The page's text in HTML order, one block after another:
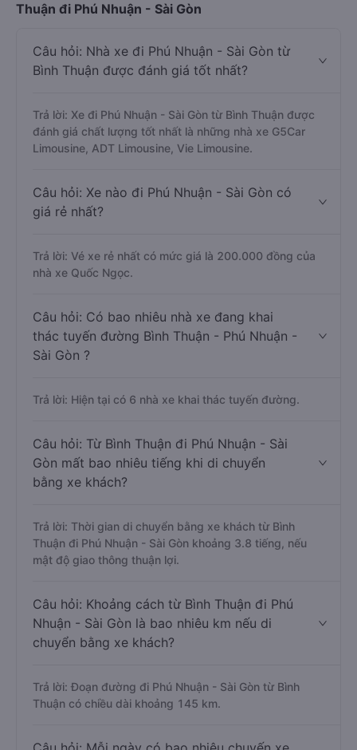
Thuận đi Phú Nhuận - Sài Gòn
Câu hỏi: Nhà xe đi Phú Nhuận - Sài Gòn từ
Bình Thuận được đánh giá tốt nhất?
Trả lời: Xe đi Phú Nhuận - Sài Gòn từ Bình Thuận được
đánh giá chất lượng tốt nhất là những nhà xe G5Car
Limousine, ADT Limousine, Vie Limousine.
Câu hỏi: Xe nào đi Phú Nhuận - Sài Gòn có
giá rẻ nhất?
Trả lời: Vé xe rẻ nhất có mức giá là 200.000 đồng của
nhà xe Quốc Ngọc.
Câu hỏi: Có bao nhiêu nhà xe đang khai
thác tuyến đường Bình Thuận - Phú Nhuận -
Sài Gòn ?
Trả lời: Hiện tại có 6 nhà xe khai thác tuyến đường.
Câu hỏi: Từ Bình Thuận đi Phú Nhuận - Sài
Gòn mất bao nhiêu tiếng khi di chuyển
bằng xe khách?
Trả lời: Thời gian di chuyển bằng xe khách từ Bình
Thuận đi Phú Nhuận - Sài Gòn khoảng 3.8 tiếng, nếu
mật độ giao thông thuận lợi.
Câu hỏi: Khoảng cách từ Bình Thuận đi Phú
Nhuận - Sài Gòn là bao nhiêu km nếu di
chuyển bằng xe khách?
Trả lời: Đoạn đường đi Phú Nhuận - Sài Gòn từ Bình
Thuận có chiều dài khoảng 145 km.